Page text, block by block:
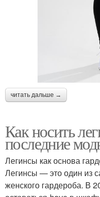
читать дальше →
Как носить
последние
Легинсы как основа
Легинсы — это один из
женского гардероба. В